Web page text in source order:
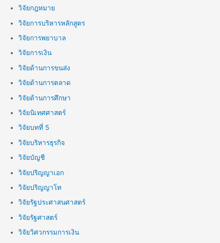
วิจัยกฎหมาย
วิจัยการบริหารหลักสูตร
วิจัยการพยาบาล
วิจัยการเงิน
วิจัยด้านการขนส่ง
วิจัยด้านการตลาด
วิจัยด้านการศึกษา
วิจัยนิเทศศาสตร์
วิจัยบทที่ 5
วิจัยบริหารธุรกิจ
วิจัยบัญชี
วิจัยปริญญาเอก
วิจัยปริญญาโท
วิจัยรัฐประศาสนศาสตร์
วิจัยรัฐศาสตร์
วิจัยวิศวกรรมการเงิน